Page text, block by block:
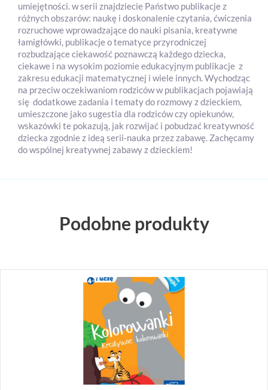
umiejętności. w serii znajdziecie Państwo publikacje z
różnych obszarów: naukę i doskonalenie czytania, ćwiczenia
rozruchowe wprowadzające do nauki pisania, kreatywne
łamigłówki, publikacje o tematyce przyrodniczej
rozbudzające ciekawość poznawczą każdego dziecka,
ciekawe i na wysokim poziomie edukacyjnym publikacje z
zakresu edukacji matematycznej i wiele innych. Wychodząc
na przeciw oczekiwaniom rodziców w publikacjach pojawiają
się dodatkowe zadania i tematy do rozmowy z dzieckiem,
umieszczone jako sugestia dla rodziców czy opiekunów,
wskazówki te pokazują, jak rozwijać i pobudzać kreatywność
dziecka zgodnie z ideą serii-nauka przez zabawę. Zachęcamy
do wspólnej kreatywnej zabawy z dzieckiem!
Podobne produkty